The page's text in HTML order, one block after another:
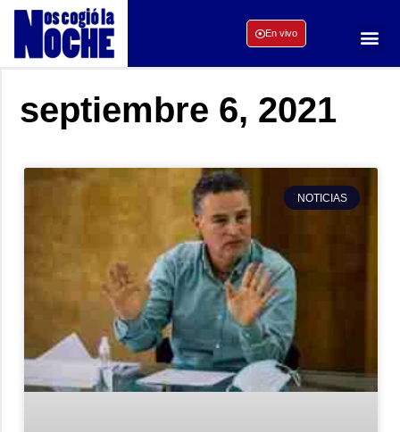
En vivo
septiembre 6, 2021
NOTICIAS